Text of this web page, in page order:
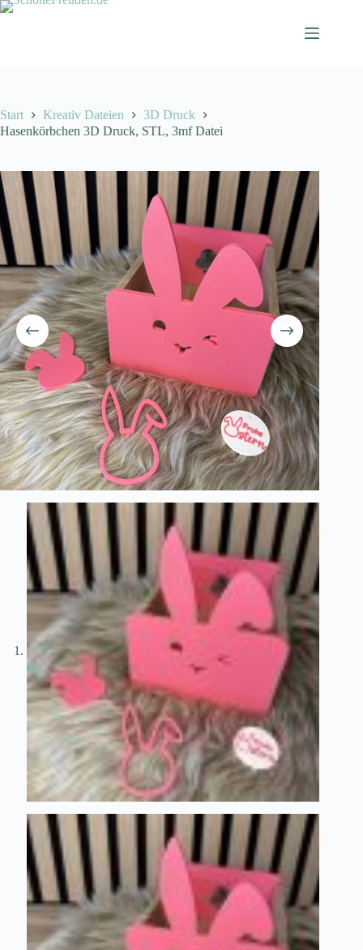
Zum
Start Kreativ Dateien
3D Druck
Hasenkörbchen 3D Druck, STL, 3mf Datei